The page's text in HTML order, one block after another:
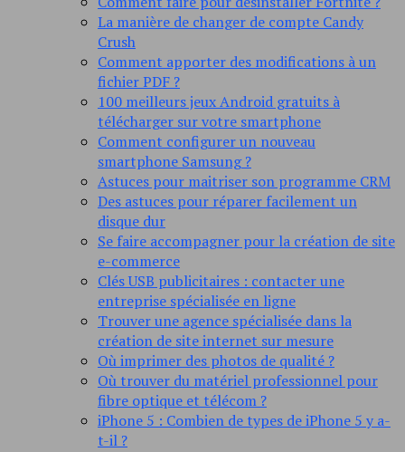
La manière de changer de compte Candy
Crush
Comment apporter des modifications à un
fichier PDF ?
100 meilleurs jeux Android gratuits à
télécharger sur votre smartphone
Comment configurer un nouveau
smartphone Samsung ?
Astuces pour maitriser son programme CRM
Des astuces pour réparer facilement un
disque dur
Se faire accompagner pour la création de site
e-commerce
Clés USB publicitaires : contacter une
entreprise spécialisée en ligne
Trouver une agence spécialisée dans la
création de site internet sur mesure
Où imprimer des photos de qualité ?
Où trouver du matériel professionnel pour
fibre optique et télécom ?
iPhone 5 : Combien de types de iPhone 5 y a-
t-il ?